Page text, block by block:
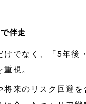
伴走
けでなく、「5年後
視。
将来のリスク回避を